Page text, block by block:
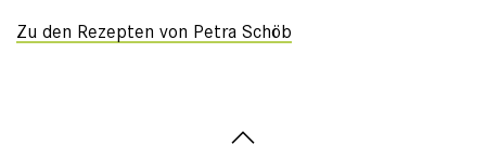
Zu den Rezepten von Petra Schöb